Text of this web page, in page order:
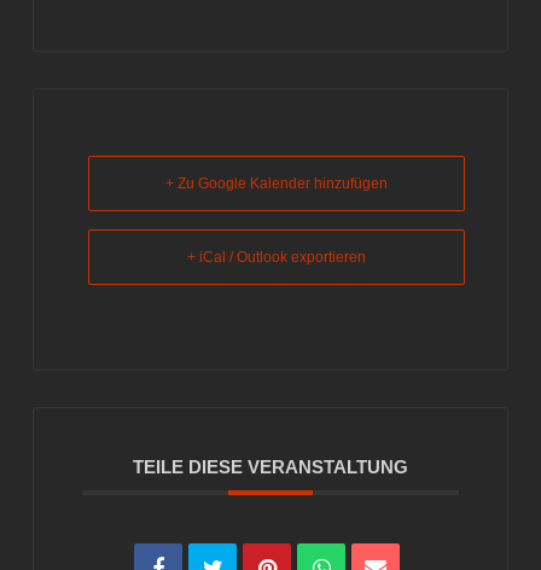
+ Zu Google Kalender hinzufügen
+ iCal / Outlook exportieren
TEILE DIESE VERANSTALTUNG